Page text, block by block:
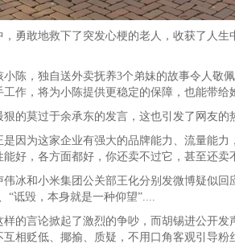
敢地救下了突发心梗的老人，收获了人生
，独自送外卖抚养3个弟妹的故事令人敬佩
作，将为小陈提供更稳定的保障，也能带给
莫过于余承东的发言，这也引发了网友的
为这家企业有强大的品牌能力、流量能力
好，各方面都好，你还卖不过它，甚至还卖
和小米集团公关部王化分别发微博疑似回
“诋毁，本身就是一种仰望”....
言论掀起了激烈的争吵，而胡锡进公开发
相贬低、揶揄、质疑，不用口角客观引导粉